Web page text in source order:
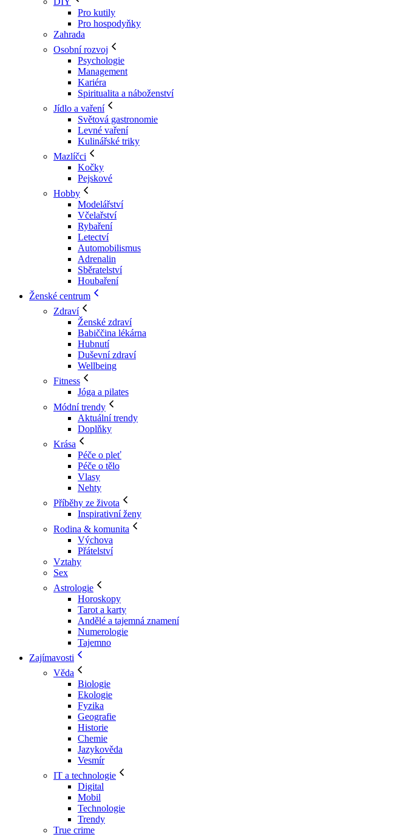
Pro kutily
Pro hospodyňky
Zahrada
Osobní rozvoj
Psychologie
Management
Kariéra
Spiritualita a náboženství
Jídlo a vaření
Světová gastronomie
Levné vaření
Kulinářské triky
Mazlíčci
Kočky
Pejskové
Hobby
Modelářství
Včelařství
Rybaření
Letectví
Automobilismus
Adrenalin
Sběratelství
Houbaření
Ženské centrum
Zdraví
Ženské zdraví
Babiččina lékárna
Hubnutí
Duševní zdraví
Wellbeing
Fitness
Jóga a pilates
Módní trendy
Aktuální trendy
Doplňky
Krása
Péče o pleť
Péče o tělo
Vlasy
Nehty
Příběhy ze života
Inspirativní ženy
Rodina & komunita
Výchova
Přátelství
Vztahy
Sex
Astrologie
Horoskopy
Tarot a karty
Andělé a tajemná znamení
Numerologie
Tajemno
Zajímavosti
Věda
Biologie
Ekologie
Fyzika
Geografie
Historie
Chemie
Jazykověda
Vesmír
IT a technologie
Digital
Mobil
Technologie
Trendy
True crime